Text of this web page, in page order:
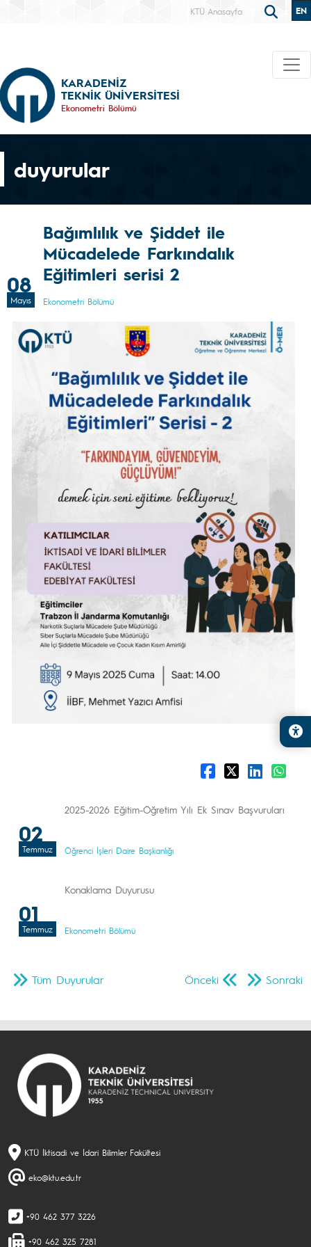
KTÜ Anasayfa EN
KARADENİZ
TEKNİK ÜNİVERSİTESİ
Ekonometri Bölümü
duyurular
08
Mayıs
Bağımlılık ve Şiddet ile
Mücadelede Farkındalık
Eğitimleri serisi 2
Ekonometri Bölümü
02
Temmuz
2025-2026 Eğitim-Öğretim Yılı Ek Sınav Başvuruları
Öğrenci İşleri Daire Başkanlığı
01
Temmuz
Konaklama Duyurusu
Ekonometri Bölümü
Önceki Sonraki
Tüm Duyurular
KTÜ İktisadi ve İdari Bilimler Fakültesi
eko@ktu.edu.tr
+90 462 377 3226
+90 462 325 7281